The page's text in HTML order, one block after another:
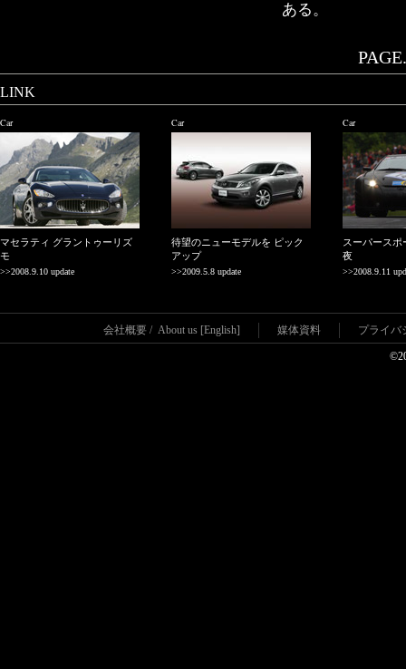
ある。
LINK
Car
マセラティ グラントゥーリズ
モ
>>2008.9.10 update
Car
待望のニューモデルを ピック
アップ
>>2009.5.8 update
Car
スーパースポ
夜
>>2008.9.11
会社概要 / About us [English] 媒体資料 プライバ